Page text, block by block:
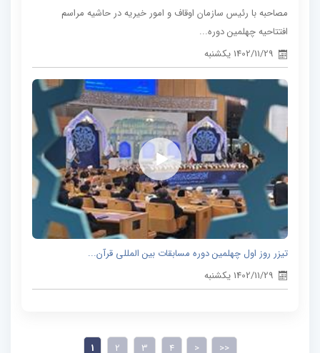
مصاحبه با رئیس سازمان اوقاف و امور خیریه در حاشیه مراسم
افتتاحیه چهلمین دوره...
1402/11/29 یکشنبه
تیزر روز اول چهلمین دوره مسابقات بین المللی قرآن...
1402/11/29 یکشنبه
1 2 3 4 > >>